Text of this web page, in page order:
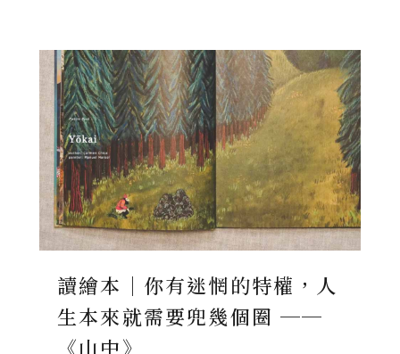
讀繪本｜你有迷惘的特權，人
生本來就需要兜幾個圈 ──
《山中》